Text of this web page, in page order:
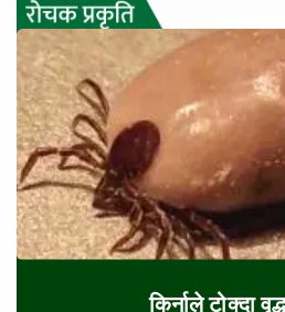
किर्नाले टोक्दा